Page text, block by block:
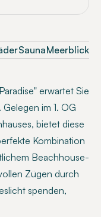
SaunaMeerblick
erwartet Sie
im 1. OG
bietet diese
Kombination
Beachhouse-
Zügen durch
spenden,